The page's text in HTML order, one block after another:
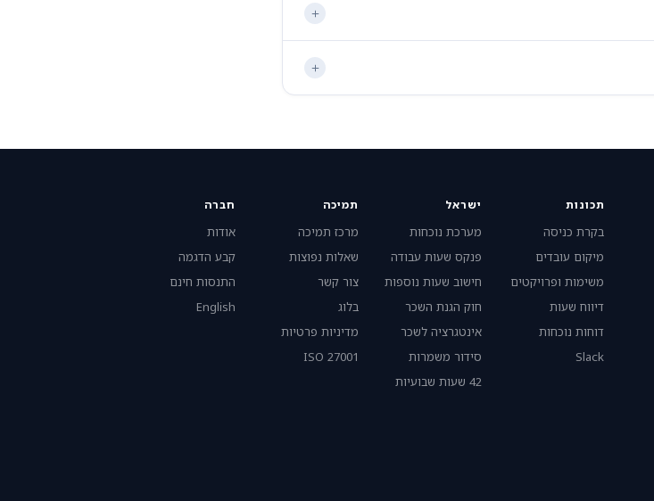
תכונות
בקרת כניסה
מיקום עובדים
משימות ופרויקטים
דיווח שעות
דוחות נוכחות
Slack
ישראל
מערכת נוכחות
פנקס שעות עבודה
חישוב שעות נוספות
חוק הגנת השכר
אינטגרציה לשכר
סידור משמרות
42 שעות שבועיות
תמיכה
מרכז תמיכה
שאלות נפוצות
צור קשר
בלוג
מדיניות פרטיות
ISO 27001
חברה
אודות
קבע הדגמה
התנסות חינם
English